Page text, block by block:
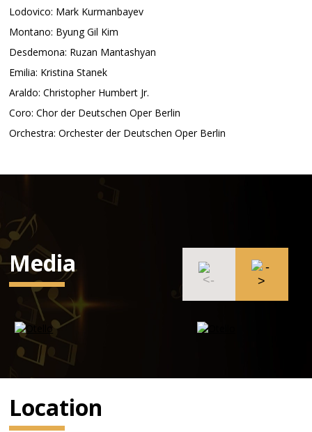
Lodovico: Mark Kurmanbayev
Montano: Byung Gil Kim
Desdemona: Ruzan Mantashyan
Emilia: Kristina Stanek
Araldo: Christopher Humbert Jr.
Coro: Chor der Deutschen Oper Berlin
Orchestra: Orchester der Deutschen Oper Berlin
Media
Location